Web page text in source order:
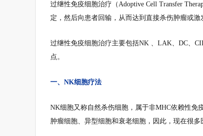
过继性免疫细胞治疗（Adoptive Cell Transfer
定，然后向患者回输，从而达到直接杀伤肿瘤或激
过继性免疫细胞治疗主要包括NK 、LAK、DC、
点。
一、NK细胞疗法
NK细胞又称自然杀伤细胞，属于非MHC依赖性免
肿瘤细胞、异型细胞和衰老细胞，因此，现在很